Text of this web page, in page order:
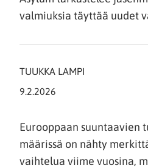
valmiuksia täyttää uudet
TUUKKA LAMPI
9.2.2026
Eurooppaan suuntaavien
määrissä on nähty
vaihtelua viime vuosina,